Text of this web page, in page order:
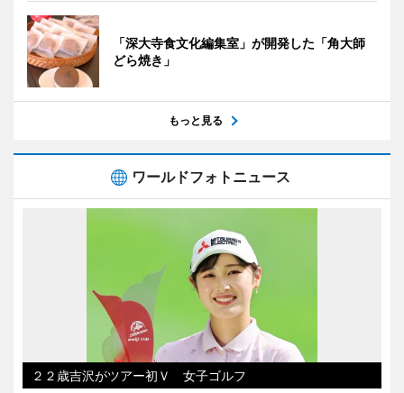
「深大寺食文化編集室」が開発した「角大師
どら焼き」
もっと見る
ワールドフォトニュース
２２歳吉沢がツアー初Ｖ 女子ゴルフ